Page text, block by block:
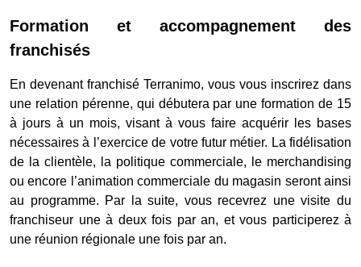
Formation et accompagnement des
franchisés
En devenant franchisé Terranimo, vous vous inscrirez dans
une relation pérenne, qui débutera par une formation de 15
à jours à un mois, visant à vous faire acquérir les bases
nécessaires à l’exercice de votre futur métier. La fidélisation
de la clientèle, la politique commerciale, le merchandising
ou encore l’animation commerciale du magasin seront ainsi
au programme. Par la suite, vous recevrez une visite du
franchiseur une à deux fois par an, et vous participerez à
une réunion régionale une fois par an.